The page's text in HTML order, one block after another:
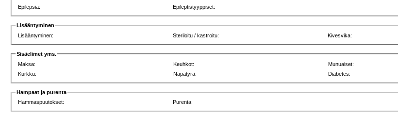
Epilepsia:
Epileptistyyppiset:
Lisääntyminen
Lisääntyminen:
Steriloitu / kastroitu: Kivesvika:
Sisäelimet yms.
Maksa:
Keuhkot: Munuaiset:
Kurkku:
Napatyrä: Diabetes:
Hampaat ja purenta
Hammaspuutokset:
Purenta: